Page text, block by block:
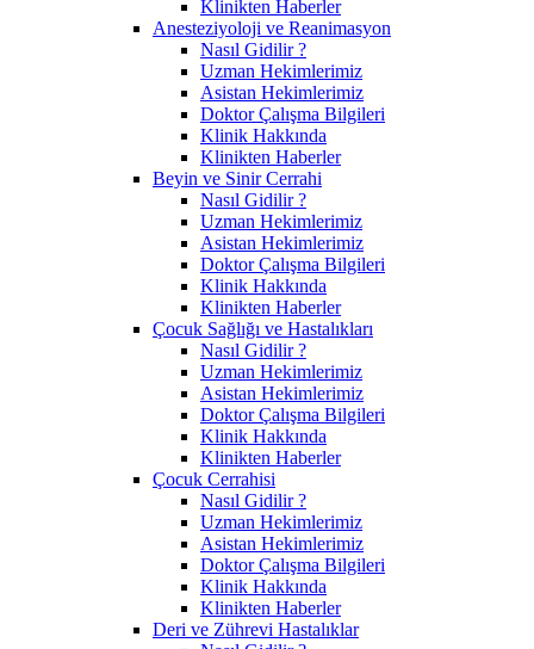
Klinikten Haberler
Anesteziyoloji ve Reanimasyon
Nasıl Gidilir ?
Uzman Hekimlerimiz
Asistan Hekimlerimiz
Doktor Çalışma Bilgileri
Klinik Hakkında
Klinikten Haberler
Beyin ve Sinir Cerrahi
Nasıl Gidilir ?
Uzman Hekimlerimiz
Asistan Hekimlerimiz
Doktor Çalışma Bilgileri
Klinik Hakkında
Klinikten Haberler
Çocuk Sağlığı ve Hastalıkları
Nasıl Gidilir ?
Uzman Hekimlerimiz
Asistan Hekimlerimiz
Doktor Çalışma Bilgileri
Klinik Hakkında
Klinikten Haberler
Çocuk Cerrahisi
Nasıl Gidilir ?
Uzman Hekimlerimiz
Asistan Hekimlerimiz
Doktor Çalışma Bilgileri
Klinik Hakkında
Klinikten Haberler
Deri ve Zührevi Hastalıklar